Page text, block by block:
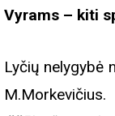
Vyrams – kiti
Lyčių nelygybė